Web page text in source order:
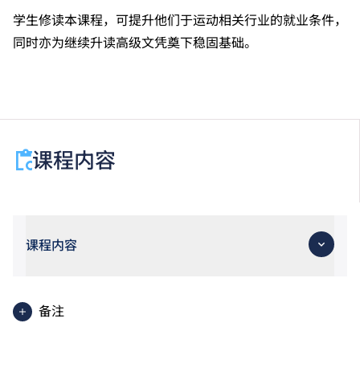
学生修读本课程，可提升他们于运动相关行业的就业条件，
同时亦为继续升读高级文凭奠下稳固基础。
课程内容
课程内容
备注